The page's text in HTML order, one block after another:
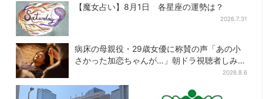
【魔女占い】8月1日 各星座の運勢は？
2026.7.31
病床の母親役・29歳女優に称賛の声「あの小
さかった加恋ちゃんが…」朝ドラ視聴者しみじ
2026.8.6